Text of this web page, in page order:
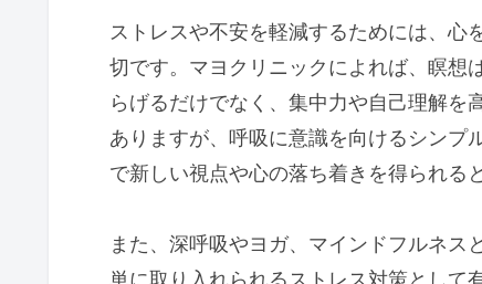
ストレスや不安を軽減するためには、心
切です。マヨクリニックによれば、瞑想
らげるだけでなく、集中力や自己理解を
ありますが、呼吸に意識を向けるシンプ
で新しい視点や心の落ち着きを得られる
また、深呼吸やヨガ、マインドフルネ
単に取り入れられるストレス対策として